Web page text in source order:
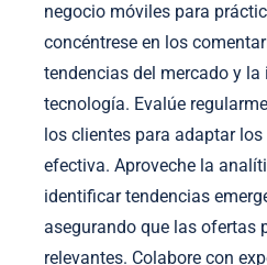
negocio móviles para
concéntrese en los
tendencias del mercado y la
tecnología. Evalúe
los clientes para adaptar
efectiva. Aproveche la
identificar tendencias
asegurando que las ofertas
relevantes. Colabore con